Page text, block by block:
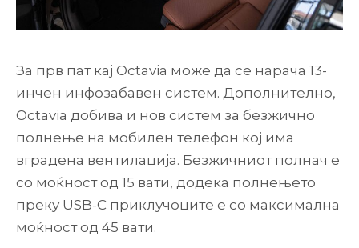
За прв пат кај Octavia може да се нарача 13-
инчен инфозабавен систем. Дополнително,
Octavia добива и нов систем за безжично
полнење на мобилен телефон кој има
вградена вентилација. Безжичниот полнач е
со моќност од 15 вати, додека полнењето
преку USB-C приклучоците е со максимална
моќност од 45 вати.